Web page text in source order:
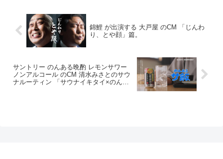
錦鯉 が出演する 大戸屋 のCM 「じんわ
り、とや顔」篇。
サントリー のんある晩酌 レモンサワー
ノンアルコール のCM 清水みさとのサウ
ナルーティン 「サウナイキタイ×のんあ